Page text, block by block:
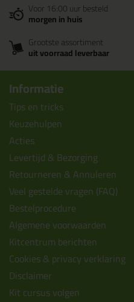
Voor 16:00 uur besteld
morgen in huis
Grootste assortiment
uit voorraad leverbaar
Informatie
Tips en tricks
Keuzehulpen
Acties
Levertijd & Bezorging
Retourneren & Annuleren
Veel gestelde vragen (FAQ)
Bestelprocedure
Algemene voorwaarden
Kitcentrum berichten
Cookies & privacy verklaring
Disclaimer
Kit cursus volgen